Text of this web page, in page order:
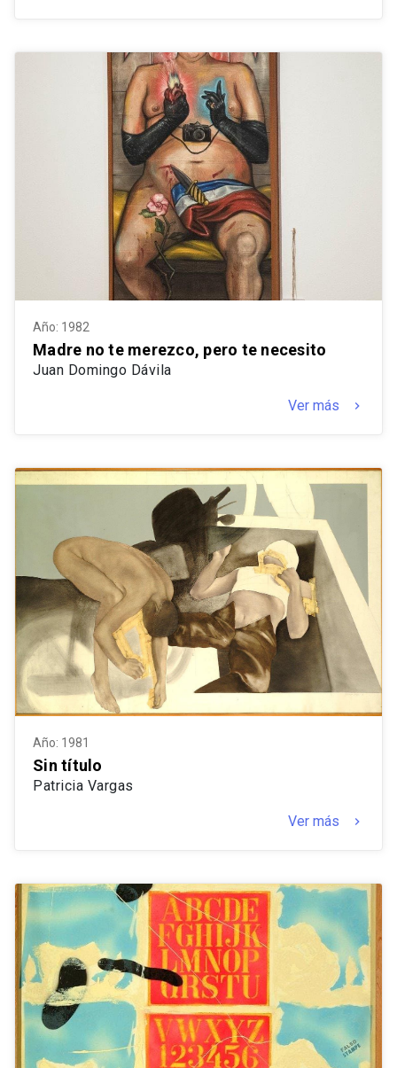
Año: 1982
Madre no te merezco, pero te necesito
Juan Domingo Dávila
Ver más keyboard_arrow_right
Año: 1981
Sin título
Patricia Vargas
Ver más keyboard_arrow_right